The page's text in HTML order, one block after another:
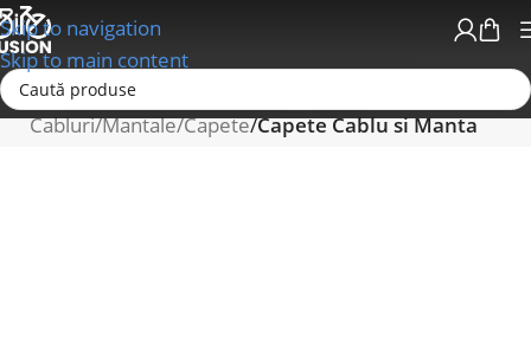
Skip to navigation
Skip to main content
Prima pagină
Cabluri/Mantale/Capete Capete Cablu si Manta